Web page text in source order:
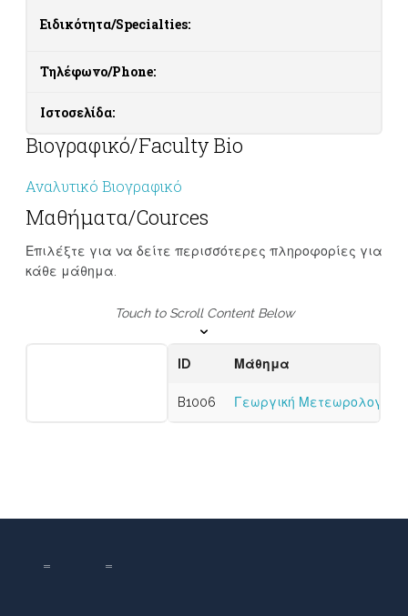
Ειδικότητα/Specialties:
Τηλέφωνο/Phone:
Ιστοσελίδα:
Βιογραφικό/Faculty Bio
Αναλυτικό Βιογραφικό
Μαθήματα/Cources
Επιλέξτε για να δείτε περισσότερες πληροφορίες για
κάθε μάθημα.
Touch to Scroll Content Below
ID Μάθημα
B1006 Γεωργική Μετεωρολογία